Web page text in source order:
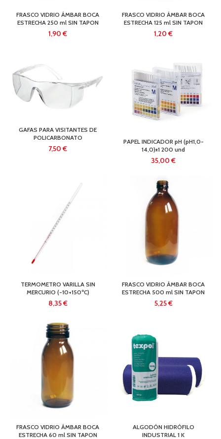
FRASCO VIDRIO ÁMBAR BOCA
ESTRECHA 250 ml SIN TAPON
€
FRASCO VIDRIO ÁMBAR BOCA
ESTRECHA 125 ml SIN TAPON
€
GAFAS PARA VISITANTES DE
POLICARBONATO
€
PAPEL INDICADOR pH (pH1,0-
14,0)±1 200 und
€
TERMOMETRO VARILLA SIN
MERCURIO (-10+150ºC)
€
FRASCO VIDRIO ÁMBAR BOCA
ESTRECHA 500 ml SIN TAPON
€
FRASCO VIDRIO ÁMBAR BOCA
ESTRECHA 60 ml SIN TAPON
ALGODÓN HIDRÓFILO
INDUSTRIAL 1 K